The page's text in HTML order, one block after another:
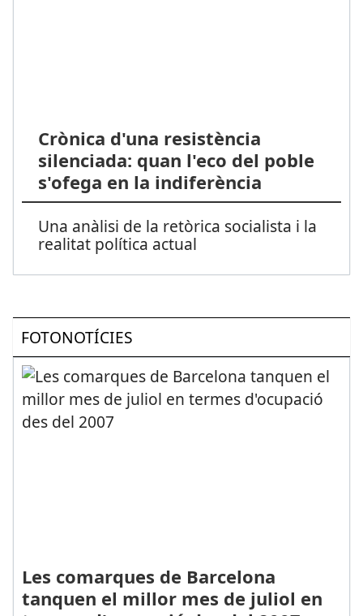
Crònica d'una resistència
silenciada: quan l'eco del poble
s'ofega en la indiferència
Una anàlisi de la retòrica socialista i la
realitat política actual
FOTONOTÍCIES
Les comarques de Barcelona
tanquen el millor mes de juliol en